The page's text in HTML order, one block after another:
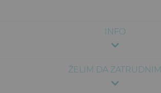
INFO
ŽELIM DA ZATRUDNIM